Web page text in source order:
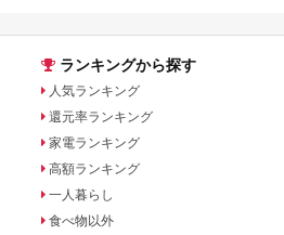
ランキングから探す
人気ランキング
還元率ランキング
家電ランキング
高額ランキング
一人暮らし
食べ物以外